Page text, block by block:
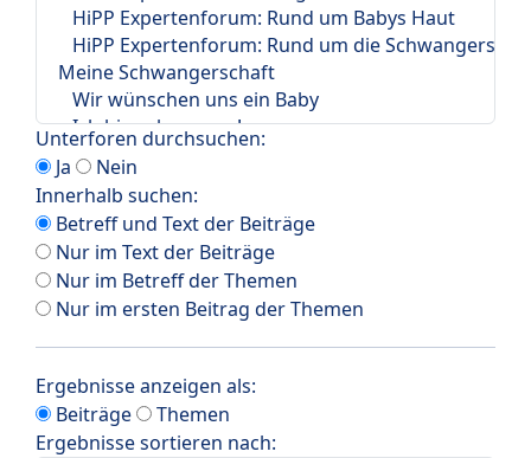
Unterforen durchsuchen:
Ja
Nein
Innerhalb suchen:
Betreff und Text der Beiträge
Nur im Text der Beiträge
Nur im Betreff der Themen
Nur im ersten Beitrag der Themen
Ergebnisse anzeigen als:
Beiträge
Themen
Ergebnisse sortieren nach: